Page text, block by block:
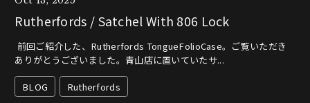
Rutherfords / Satchel With 806 Lock
前回ご紹介した、Rutherfords TongueFolioCase。ご覧いただき
ありがとうございました。青山店に置いていたサ...
BLOG Rutherfords